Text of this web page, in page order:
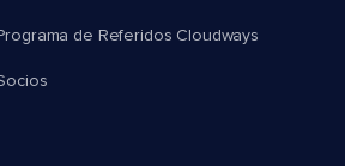
de Referidos Cloudways